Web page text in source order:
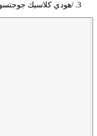
/هودي كلاسيك